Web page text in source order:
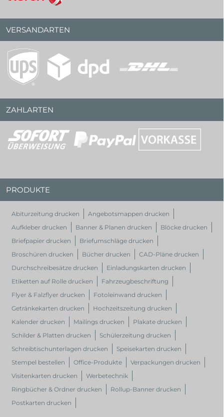
VERSANDARTEN
ZAHLARTEN
PRODUKTE
Abiturzeitung drucken
Angebotsmappen drucken
Aufkleber drucken
Banner & Planen drucken
Blöcke drucken
Briefpapier drucken
Briefumschläge drucken
Broschüren drucken
Bücher drucken
CAD-Pläne drucken
Durchschreibesätze drucken
Einladungskarten drucken
Etiketten auf Rolle drucken
Fahrzeugbeschriftung
Flyer & Falzflyer drucken
Fotoleinwand drucken
Getränkekarten drucken
Hochzeitszeitung drucken
Kalender drucken
Mailings drucken
Plakate drucken
Schilder & Platten drucken
Schülerzeitung drucken
Schreibtischunterlagen drucken
Speisekarten drucken
Stempel bestellen
Office-Produkte
Verpackungen drucken
Visitenkarten drucken
Werbetechnik
Ringbücher & Ordner drucken
Rollup-Banner drucken
Postkarten drucken